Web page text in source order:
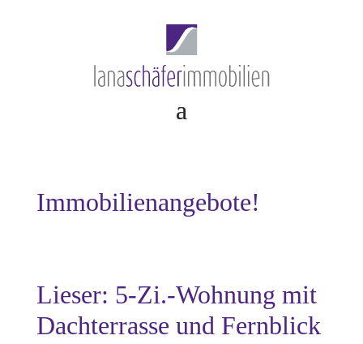
Immobilienangebote!
Lieser: 5-Zi.-Wohnung mit
Dachterrasse und Fernblick